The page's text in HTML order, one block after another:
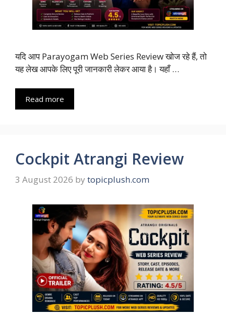
यदि आप Parayogam Web Series Review खोज रहे हैं, तो
यह लेख आपके लिए पूरी जानकारी लेकर आया है। यहाँ …
Read more
Cockpit Atrangi Review
3 August 2026 by topicplush.com